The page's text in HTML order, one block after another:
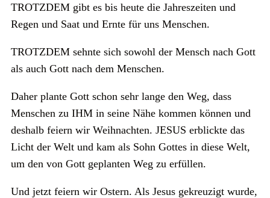
TROTZDEM gibt es bis heute die Jahreszeiten und
Regen und Saat und Ernte für uns Menschen.
TROTZDEM sehnte sich sowohl der Mensch nach Gott
als auch Gott nach dem Menschen.
Daher plante Gott schon sehr lange den Weg, dass
Menschen zu IHM in seine Nähe kommen können und
deshalb feiern wir Weihnachten. JESUS erblickte das
Licht der Welt und kam als Sohn Gottes in diese Welt,
um den von Gott geplanten Weg zu erfüllen.
Und jetzt feiern wir Ostern. Als Jesus gekreuzigt wurde,